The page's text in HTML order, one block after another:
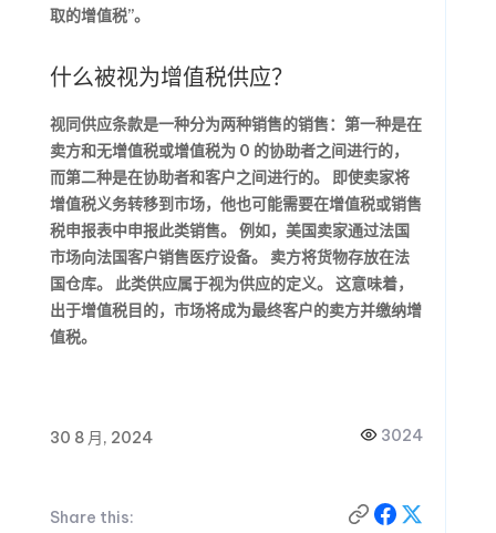
取的增值税”。
什么被视为增值税供应？
视同供应条款是一种分为两种销售的销售：第一种是在
卖方和无增值税或增值税为 0 的协助者之间进行的，
而第二种是在协助者和客户之间进行的。 即使卖家将
增值税义务转移到市场，他也可能需要在增值税或销售
税申报表中申报此类销售。 例如，美国卖家通过法国
市场向法国客户销售医疗设备。 卖方将货物存放在法
国仓库。 此类供应属于视为供应的定义。 这意味着，
出于增值税目的，市场将成为最终客户的卖方并缴纳增
值税。
30 8 月, 2024 3024
Share this: